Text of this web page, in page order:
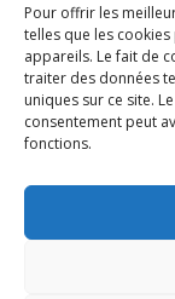
Pour offrir les
telles que les
appareils. Le fait de
traiter des données
uniques sur ce site.
consentement peut
fonctions.
06 Juil 2026
Étude
01 Juil 2026
Pénurie du
Wallonie ?